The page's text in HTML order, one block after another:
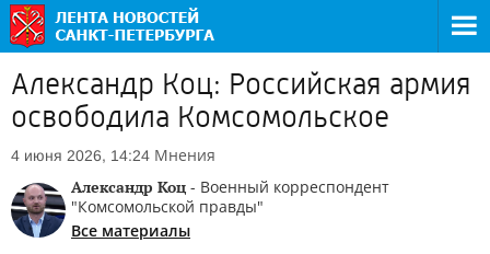
Александр Коц: Российская армия
освободила Комсомольское
4 июня 2026, 14:24 Мнения
Александр Коц - Военный корреспондент
"Комсомольской правды"
Все материалы